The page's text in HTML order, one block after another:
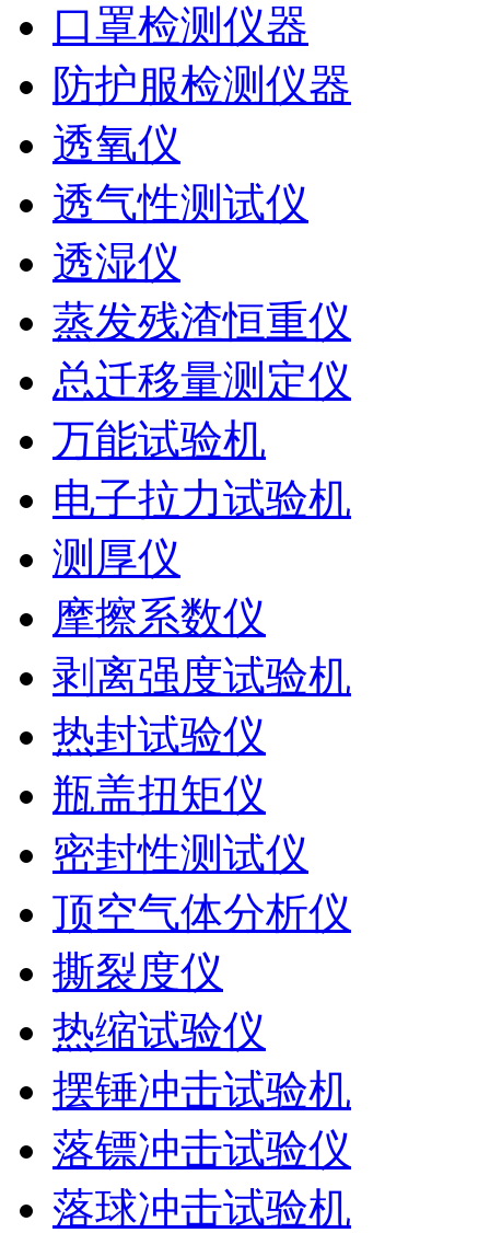
口罩检测仪器
防护服检测仪器
透氧仪
透气性测试仪
透湿仪
蒸发残渣恒重仪
总迁移量测定仪
万能试验机
电子拉力试验机
测厚仪
摩擦系数仪
剥离强度试验机
热封试验仪
瓶盖扭矩仪
密封性测试仪
顶空气体分析仪
撕裂度仪
热缩试验仪
摆锤冲击试验机
落镖冲击试验仪
落球冲击试验机